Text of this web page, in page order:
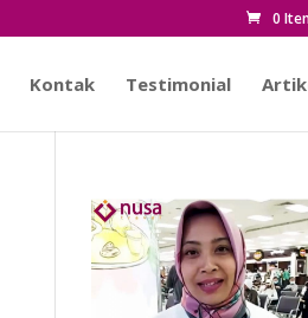
0
Kontak Testimonial